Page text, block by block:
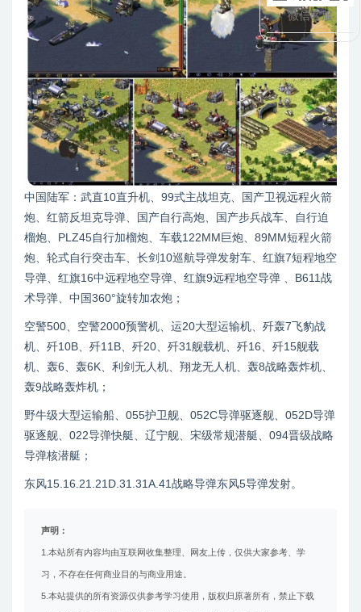
中国陆军：武直10直升机、99式主战坦克、国产卫视远程火箭
炮、红箭反坦克导弹、国产自行高炮、国产步兵战车、自行迫
榴炮、PLZ45自行加榴炮、车载122MM巨炮、89MM短程火箭
炮、轮式自行突击车、长剑10巡航导弹发射车、红旗7短程地空
导弹、红旗16中远程地空导弹、红旗9远程地空导弹 、B611战
术导弹、中国360°旋转加农炮；
空警500、空警2000预警机、运20大型运输机、歼轰7飞豹战
机、歼10B、歼11B、歼20、歼31舰载机、歼16、歼15舰载
机、轰6、轰6K、利剑无人机、翔龙无人机、轰8战略轰炸机、
轰9战略轰炸机；
野牛级大型运输船、055护卫舰、052C导弹驱逐舰、052D导弹
驱逐舰、022导弹快艇、辽宁舰、宋级常规潜艇、094晋级战略
导弹核潜艇；
东风15.16.21.21D.31.31A.41战略导弹东风5导弹发射。
声明：
1.本站所有内容均由互联网收集整理、网友上传，仅供大家参考、学
习，不存在任何商业目的与商业用途。
5.本站提供的所有资源仅供参考学习使用，版权归原著所有，禁止下载
微信客服